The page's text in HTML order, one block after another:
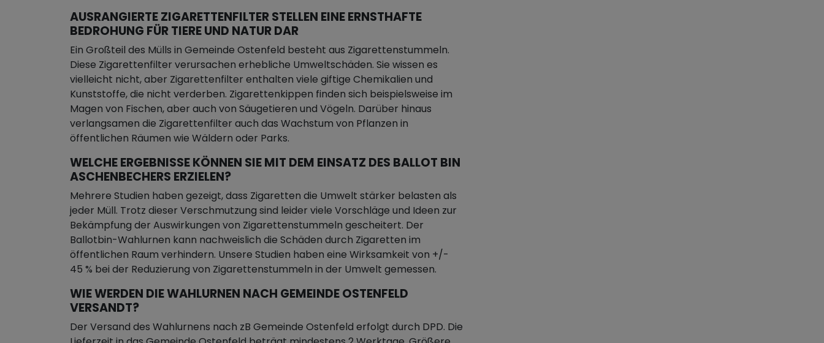
AUSRANGIERTE ZIGARETTENFILTER STELLEN EINE ERNSTHAFTE
BEDROHUNG FÜR TIERE UND NATUR DAR
Ein Großteil des Mülls in Gemeinde Ostenfeld besteht aus Zigarettenstummeln.
Diese Zigarettenfilter verursachen erhebliche Umweltschäden. Sie wissen es
vielleicht nicht, aber Zigarettenfilter enthalten viele giftige Chemikalien und
Kunststoffe, die nicht verderben. Zigarettenkippen finden sich beispielsweise im
Magen von Fischen, aber auch von Säugetieren und Vögeln. Darüber hinaus
verlangsamen die Zigarettenfilter auch das Wachstum von Pflanzen in
öffentlichen Räumen wie Wäldern oder Parks.
WELCHE ERGEBNISSE KÖNNEN SIE MIT DEM EINSATZ DES BALLOT BIN
ASCHENBECHERS ERZIELEN?
Mehrere Studien haben gezeigt, dass Zigaretten die Umwelt stärker belasten als
jeder Müll. Trotz dieser Verschmutzung sind leider viele Vorschläge und Ideen zur
Bekämpfung der Auswirkungen von Zigarettenstummeln gescheitert. Der
Ballotbin-Wahlurnen kann nachweislich die Schäden durch Zigaretten im
öffentlichen Raum verhindern. Unsere Studien haben eine Wirksamkeit von +/-
45 % bei der Reduzierung von Zigarettenstummeln in der Umwelt gemessen.
WIE WERDEN DIE WAHLURNEN NACH GEMEINDE OSTENFELD
VERSANDT?
Der Versand des Wahlurnens nach zB Gemeinde Ostenfeld erfolgt durch DPD. Die